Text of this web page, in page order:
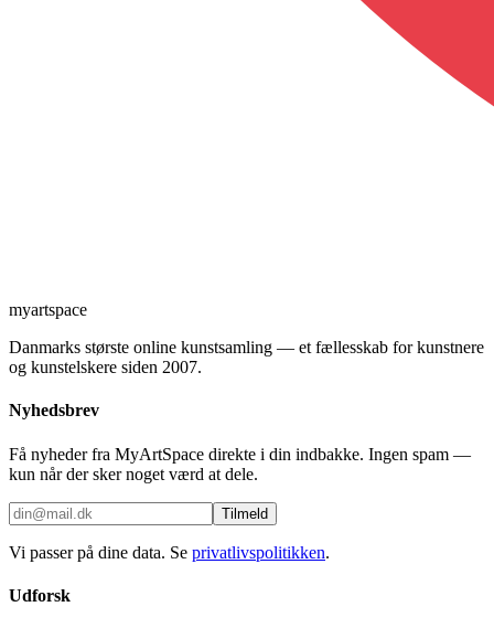
myartspace
Danmarks største online kunstsamling — et fællesskab for kunstnere
og kunstelskere siden 2007.
Nyhedsbrev
Få nyheder fra MyArtSpace direkte i din indbakke. Ingen spam —
kun når der sker noget værd at dele.
Tilmeld
Vi passer på dine data. Se privatlivspolitikken.
Udforsk